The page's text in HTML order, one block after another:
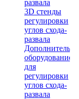
развала
3D стенды
регулировки
углов схода-
развала
Дополнительное
оборудование
для
регулировки
углов схода-
развала